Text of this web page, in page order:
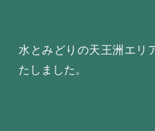
水とみどりの天王洲エリ
たしました。